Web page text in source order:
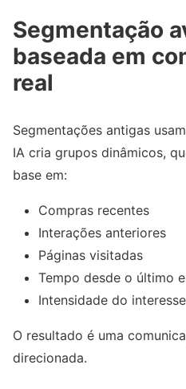
Segmentação
baseada em
real
Segmentações antigas
IA cria grupos dinâmicos,
base em:
Compras recentes
Interações anteriores
Páginas visitadas
Tempo desde o último
Intensidade do interesse
O resultado é uma
direcionada.